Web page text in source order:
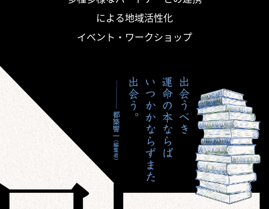
による地域活性化
イベント・ワークショップ